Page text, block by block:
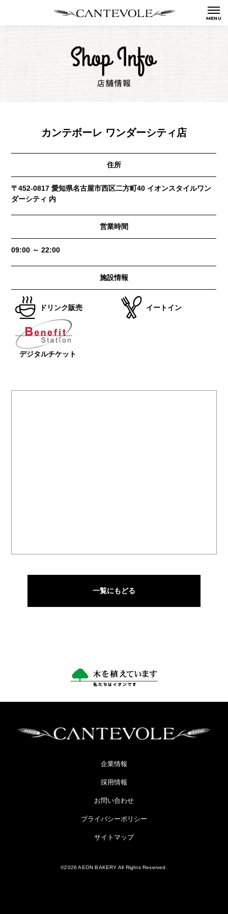
カンテボーレ ワンダーシティ店
住所
〒452-0817 愛知県名古屋市西区二方町40 イオンスタイルワン
ダーシティ 内
営業時間
09:00 ～ 22:00
施設情報
ドリンク販売 イートイン
デジタルチケット
一覧にもどる
企業情報
採用情報
お問い合わせ
プライバシーポリシー
サイトマップ
©2026 AEON BAKERY All Rights Reserved.